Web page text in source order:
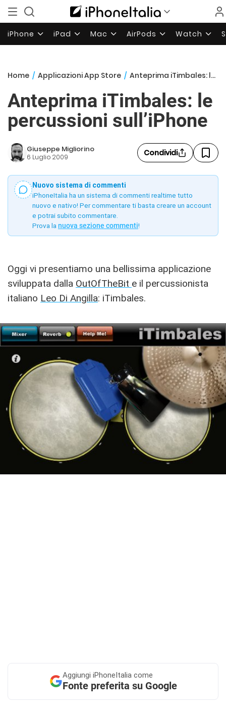
iPhone iPad Mac AirPods Watch
Home / Applicazioni App Store / Anteprima iTimbales: le percussioni sull’iPhone
Anteprima iTimbales: le
percussioni sull’iPhone
Giuseppe Migliorino
6 Luglio 2009 Condividi
Nuovo sistema di commenti
iPhoneItalia ha un sistema di commenti realtime tutto
nuovo e nativo! Per commentare ti basta creare un account
e potrai subito commentare.
Prova la nuova sezione commenti!
Oggi vi presentiamo una bellissima applicazione
sviluppata dalla OutOfTheBit e il percussionista
italiano Leo Di Angilla: iTimbales.
Aggiungi iPhoneItalia come
Fonte preferita su Google